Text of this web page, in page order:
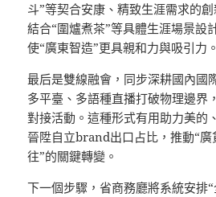
斗”等契合安康、精致生涯需求的
結合“圍爐煮茶”等具體生涯場景設
使“廣東智造”更具親和力與吸引力。
最后是雙線融會，同步深耕國內國
多平臺、多語種直播打破物理邊界
對接活動。這種形式有用助力美的
晉陞自立brand出口占比，推動“廣
往”的關鍵轉變。
下一個步驟，省商務廳將系統安排